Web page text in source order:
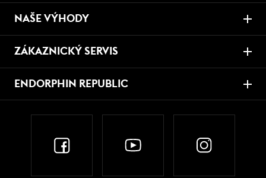
NAŠE VÝHODY
ZÁKAZNICKÝ SERVIS
ENDORPHIN REPUBLIC